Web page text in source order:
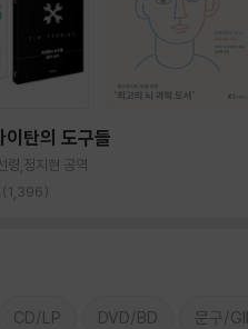
탄의 도구들
령,정지현 공역
(1,396)
CD/LP DVD/BD 문구/